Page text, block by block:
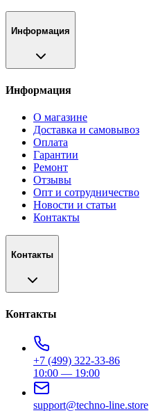
Информация
Информация
О магазине
Доставка и самовывоз
Оплата
Гарантии
Ремонт
Отзывы
Опт и сотрудничество
Новости и статьи
Контакты
Контакты
Контакты
+7 (499) 322-33-86
10:00 — 19:00
support@techno-line.store